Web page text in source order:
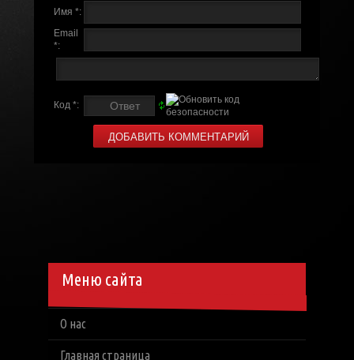
Имя *:
Email
*:
Код *:
Меню сайта
О нас
Главная страница